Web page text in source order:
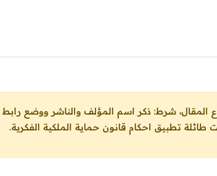
تطبيق احكام قانون حماية الملكية الفكرية.